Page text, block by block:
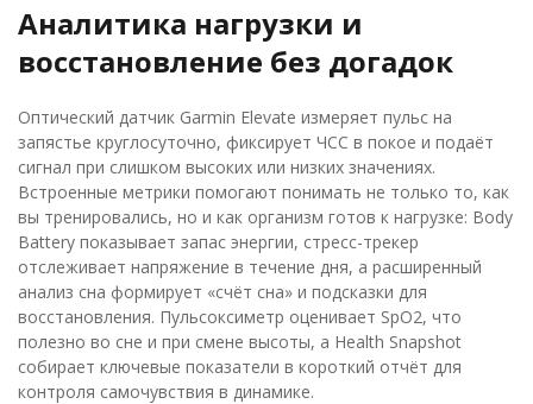
Аналитика нагрузки и
восстановление без догадок
Оптический датчик Garmin Elevate измеряет пульс на
запястье круглосуточно, фиксирует ЧСС в покое и подаёт
сигнал при слишком высоких или низких значениях.
Встроенные метрики помогают понимать не только то, как
вы тренировались, но и как организм готов к нагрузке: Body
Battery показывает запас энергии, стресс-трекер
отслеживает напряжение в течение дня, а расширенный
анализ сна формирует «счёт сна» и подсказки для
восстановления. Пульсоксиметр оценивает SpO2, что
полезно во сне и при смене высоты, а Health Snapshot
собирает ключевые показатели в короткий отчёт для
контроля самочувствия в динамике.